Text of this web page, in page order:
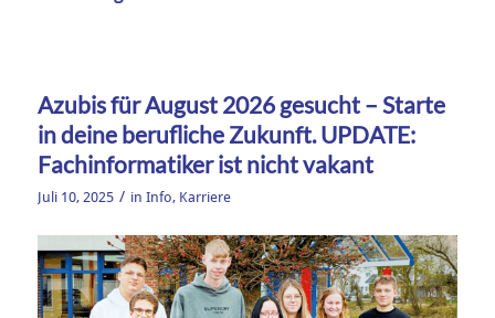
Azubis für August 2026 gesucht – Starte
in deine berufliche Zukunft. UPDATE:
Fachinformatiker ist nicht vakant
Juli 10, 2025 / in Info, Karriere